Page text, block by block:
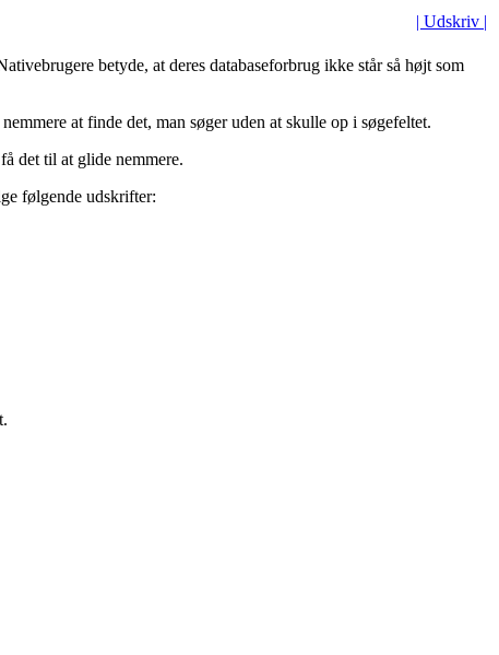
| Udskriv |
betyde, at deres databaseforbrug ikke står så højt som
at finde det, man søger uden at skulle op i søgefeltet.
det til at glide nemmere.
følgende udskrifter: